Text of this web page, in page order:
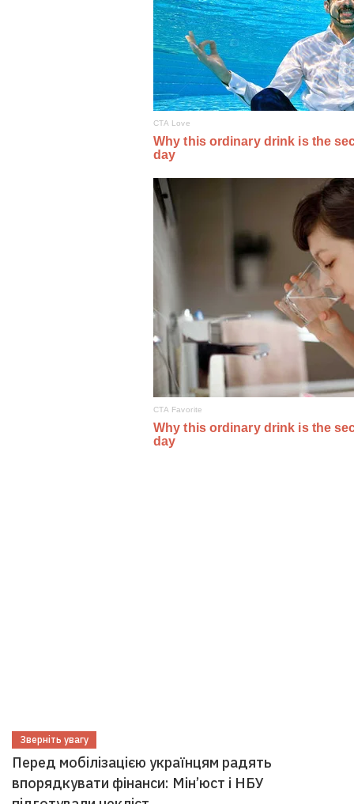
Зверніть увагу
Перед мобілізацією українцям радять
впорядкувати фінанси: Мін’юст і НБУ